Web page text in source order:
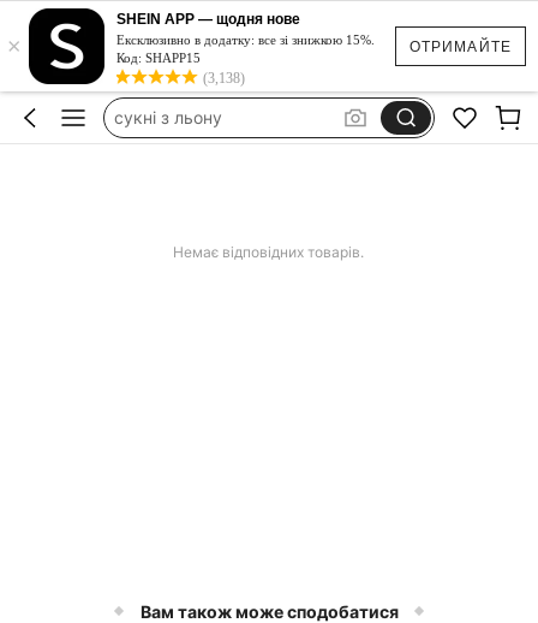
ОТРИМАЙТЕ
×
SHEIN APP — щодня нове
Ексклюзивно в додатку: все зі знижкою 15%.
Код: SHAPP15
(3,138)
купальник женский цельный
сукні з льону
lenovo tab one 8.7
Немає відповідних товарів.
Вам також може сподобатися